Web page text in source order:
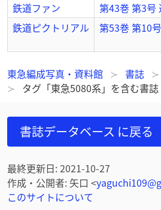
鉄道ファン
第43巻 第3号
鉄道ピクトリアル
第53巻 第10
東急編成写真・資料館 書誌
タグ「東急5080系」を含む書誌
書誌データベース に戻る
最終更新日:2021-10-27
作成・公開者: 矢口 <
このサイトについて